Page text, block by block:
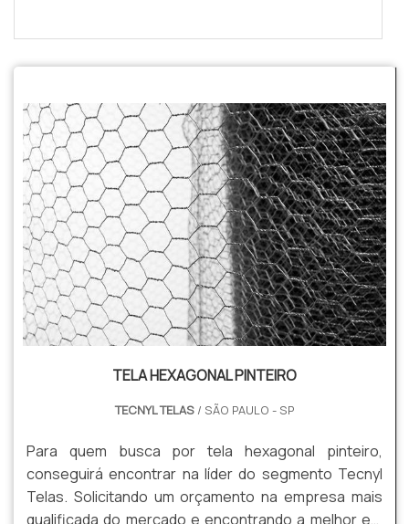
TELA HEXAGONAL PINTEIRO
TECNYL TELAS / SÃO PAULO - SP
Para quem busca por tela hexagonal pinteiro,
conseguirá encontrar na líder do segmento Tecnyl
Telas. Solicitando um orçamento na empresa mais
qualificada do mercado e encontrando a melhor em